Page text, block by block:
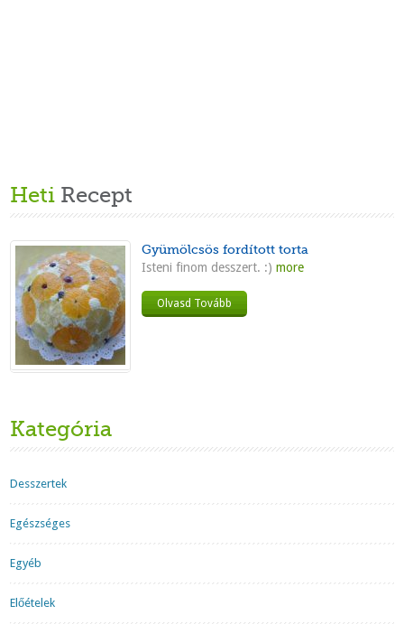
Heti Recept
Gyümölcsös fordított torta
Isteni finom desszert. :) more
Olvasd Tovább
Kategória
Desszertek
Egészséges
Egyéb
Előételek